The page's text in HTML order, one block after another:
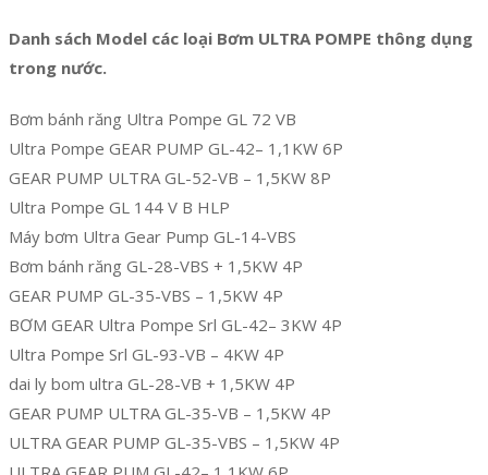
Danh sách Model các loại Bơm ULTRA POMPE thông dụng
trong nước.
Bơm bánh răng Ultra Pompe GL 72 VB
Ultra Pompe GEAR PUMP GL-42– 1,1KW 6P
GEAR PUMP ULTRA GL-52-VB – 1,5KW 8P
Ultra Pompe GL 144 V B HLP
Máy bơm Ultra Gear Pump GL-14-VBS
Bơm bánh răng GL-28-VBS + 1,5KW 4P
GEAR PUMP GL-35-VBS – 1,5KW 4P
BƠM GEAR Ultra Pompe Srl GL-42– 3KW 4P
Ultra Pompe Srl GL-93-VB – 4KW 4P
dai ly bom ultra GL-28-VB + 1,5KW 4P
GEAR PUMP ULTRA GL-35-VB – 1,5KW 4P
ULTRA GEAR PUMP GL-35-VBS – 1,5KW 4P